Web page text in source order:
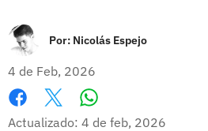
Por: Nicolás Espejo
4 de Feb, 2026
Facebook
X
Actualizado: 4 de feb, 2026